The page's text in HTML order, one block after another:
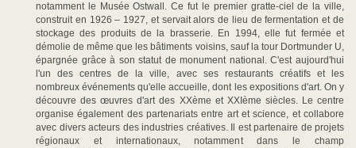
notamment le Musée Ostwall. Ce fut le premier gratte-ciel de la ville,
construit en 1926 – 1927, et servait alors de lieu de fermentation et de
stockage des produits de la brasserie. En 1994, elle fut fermée et
démolie de même que les bâtiments voisins, sauf la tour Dortmunder U,
épargnée grâce à son statut de monument national. C'est aujourd'hui
l'un des centres de la ville, avec ses restaurants créatifs et les
nombreux événements qu'elle accueille, dont les expositions d'art. On y
découvre des œuvres d'art des XXème et XXIème siècles. Le centre
organise également des partenariats entre art et science, et collabore
avec divers acteurs des industries créatives. Il est partenaire de projets
régionaux et internationaux, notamment dans le champ